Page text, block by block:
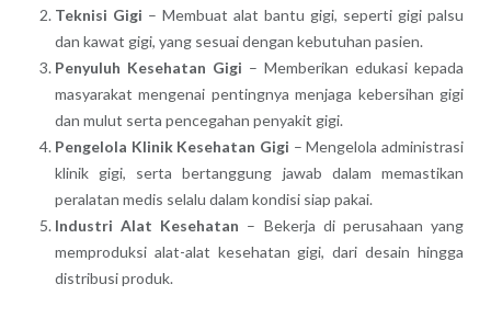
Teknisi Gigi – Membuat alat bantu gigi, seperti gigi palsu
dan kawat gigi, yang sesuai dengan kebutuhan pasien.
Penyuluh Kesehatan Gigi – Memberikan edukasi kepada
masyarakat mengenai pentingnya menjaga kebersihan gigi
dan mulut serta pencegahan penyakit gigi.
Pengelola Klinik Kesehatan Gigi – Mengelola administrasi
klinik gigi, serta bertanggung jawab dalam memastikan
peralatan medis selalu dalam kondisi siap pakai.
Industri Alat Kesehatan – Bekerja di perusahaan yang
memproduksi alat-alat kesehatan gigi, dari desain hingga
distribusi produk.